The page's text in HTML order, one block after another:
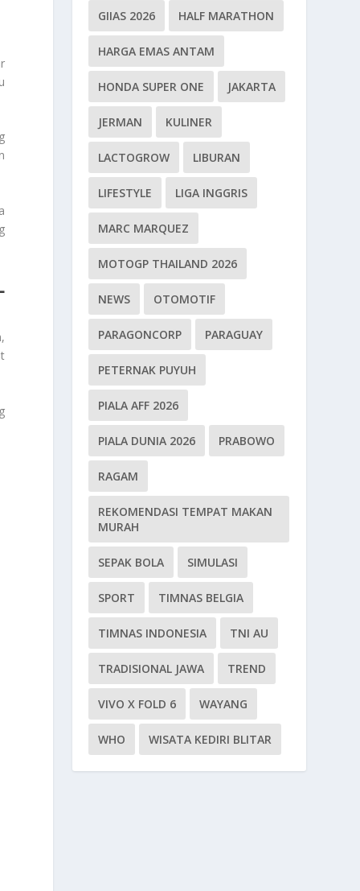
GIIAS 2026 HALF MARATHON
HARGA EMAS ANTAM
HONDA SUPER ONE JAKARTA
JERMAN KULINER
LACTOGROW LIBURAN
LIFESTYLE LIGA INGGRIS
MARC MARQUEZ
MOTOGP THAILAND 2026
NEWS OTOMOTIF
PARAGONCORP PARAGUAY
PETERNAK PUYUH
PIALA AFF 2026
PIALA DUNIA 2026 PRABOWO
RAGAM
REKOMENDASI TEMPAT MAKAN
MURAH
SEPAK BOLA SIMULASI
SPORT TIMNAS BELGIA
TIMNAS INDONESIA TNI AU
TRADISIONAL JAWA TREND
VIVO X FOLD 6 WAYANG
WHO WISATA KEDIRI BLITAR